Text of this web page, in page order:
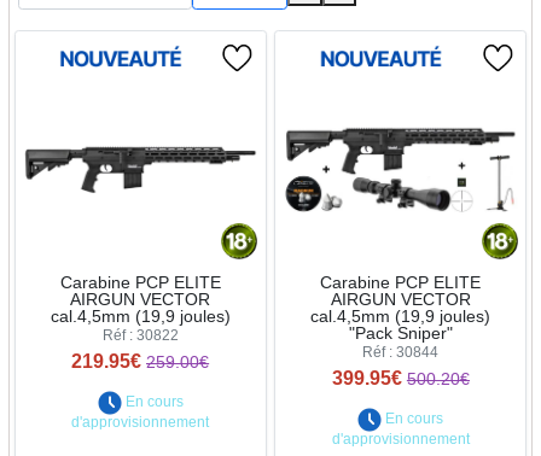
Carabine PCP ELITE
AIRGUN VECTOR
cal.4,5mm (19,9 joules)
Réf : 30822
219.95€ 259.00€
En cours
d'approvisionnement
Carabine PCP ELITE
AIRGUN VECTOR
cal.4,5mm (19,9 joules)
"Pack Sniper"
Réf : 30844
399.95€ 500.20€
En cours
d'approvisionnement